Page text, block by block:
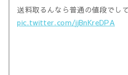
送料取るんなら普通の値段でし
pic.twitter.com/jjBnKreDPA